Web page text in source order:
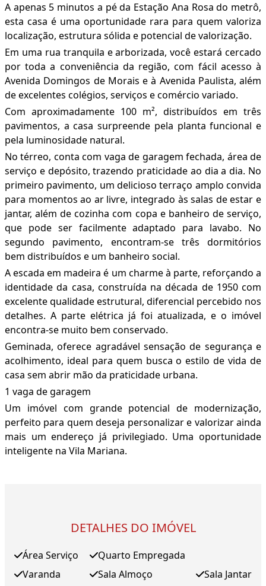
A apenas 5 minutos a pé da Estação Ana Rosa do metrô,
esta casa é uma oportunidade rara para quem valoriza
localização, estrutura sólida e potencial de valorização.
Em uma rua tranquila e arborizada, você estará cercado
por toda a conveniência da região, com fácil acesso à
Avenida Domingos de Morais e à Avenida Paulista, além
de excelentes colégios, serviços e comércio variado.
Com aproximadamente 100 m², distribuídos em três
pavimentos, a casa surpreende pela planta funcional e
pela luminosidade natural.
No térreo, conta com vaga de garagem fechada, área de
serviço e depósito, trazendo praticidade ao dia a dia. No
primeiro pavimento, um delicioso terraço amplo convida
para momentos ao ar livre, integrado às salas de estar e
jantar, além de cozinha com copa e banheiro de serviço,
que pode ser facilmente adaptado para lavabo. No
segundo pavimento, encontram-se três dormitórios
bem distribuídos e um banheiro social.
A escada em madeira é um charme à parte, reforçando a
identidade da casa, construída na década de 1950 com
excelente qualidade estrutural, diferencial percebido nos
detalhes. A parte elétrica já foi atualizada, e o imóvel
encontra-se muito bem conservado.
Geminada, oferece agradável sensação de segurança e
acolhimento, ideal para quem busca o estilo de vida de
casa sem abrir mão da praticidade urbana.
1 vaga de garagem
Um imóvel com grande potencial de modernização,
perfeito para quem deseja personalizar e valorizar ainda
mais um endereço já privilegiado. Uma oportunidade
inteligente na Vila Mariana.
DETALHES DO IMÓVEL
Área Serviço
Varanda
Quarto Empregada
Sala Almoço
Sala Jantar